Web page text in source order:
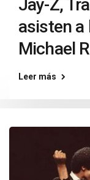
Jay-Z,
asisten a
Michael
Leer más